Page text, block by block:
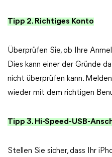
Tipp 2. Richtiges Konto
Überprüfen Sie, ob Ihre
Dies kann einer der Gründe
nicht überprüfen kann.
wieder mit dem richtigen
Tipp 3. Hi-Speed-USB-
Stellen Sie sicher, dass Ihr